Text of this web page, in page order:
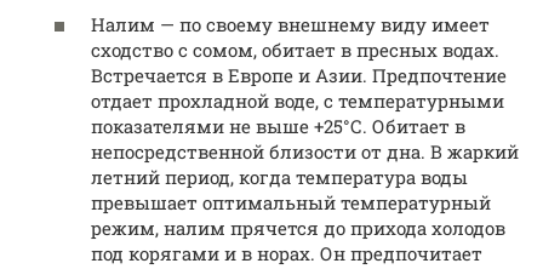
Налим — по своему внешнему виду имеет
сходство с сомом, обитает в пресных водах.
Встречается в Европе и Азии. Предпочтение
отдает прохладной воде, с температурными
показателями не выше +25°С. Обитает в
непосредственной близости от дна. В жаркий
летний период, когда температура воды
превышает оптимальный температурный
режим, налим прячется до прихода холодов
под корягами и в норах. Он предпочитает